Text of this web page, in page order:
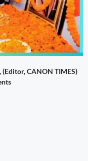
CANON TIMES)